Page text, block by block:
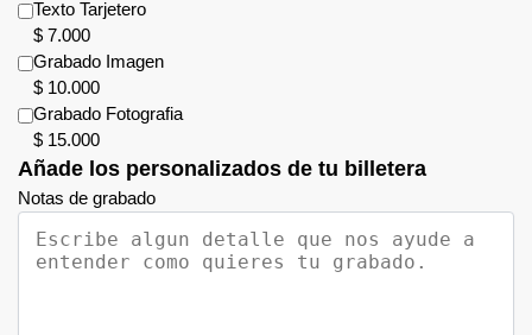
Texto Tarjetero
$ 7.000
Grabado Imagen
$ 10.000
Grabado Fotografia
$ 15.000
Añade los personalizados de tu billetera
Notas de grabado